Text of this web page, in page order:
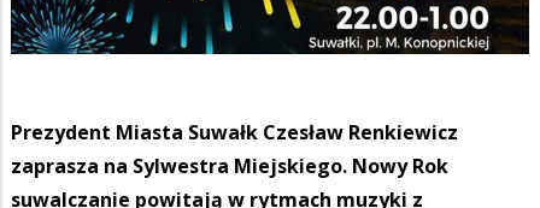
Prezydent Miasta Suwałk Czesław Renkiewicz
zaprasza na Sylwestra Miejskiego. Nowy Rok
suwalczanie powitają w rytmach muzyki z